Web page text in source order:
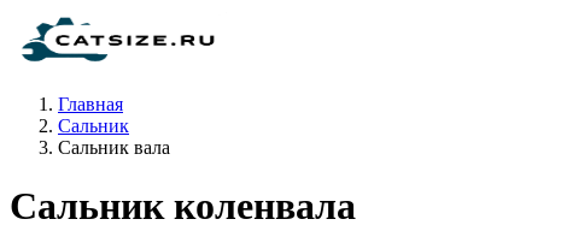
Главная
Сальник
Сальник вала
Сальник коленвала